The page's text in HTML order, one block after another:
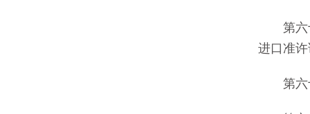
第六十
进口准
第六十